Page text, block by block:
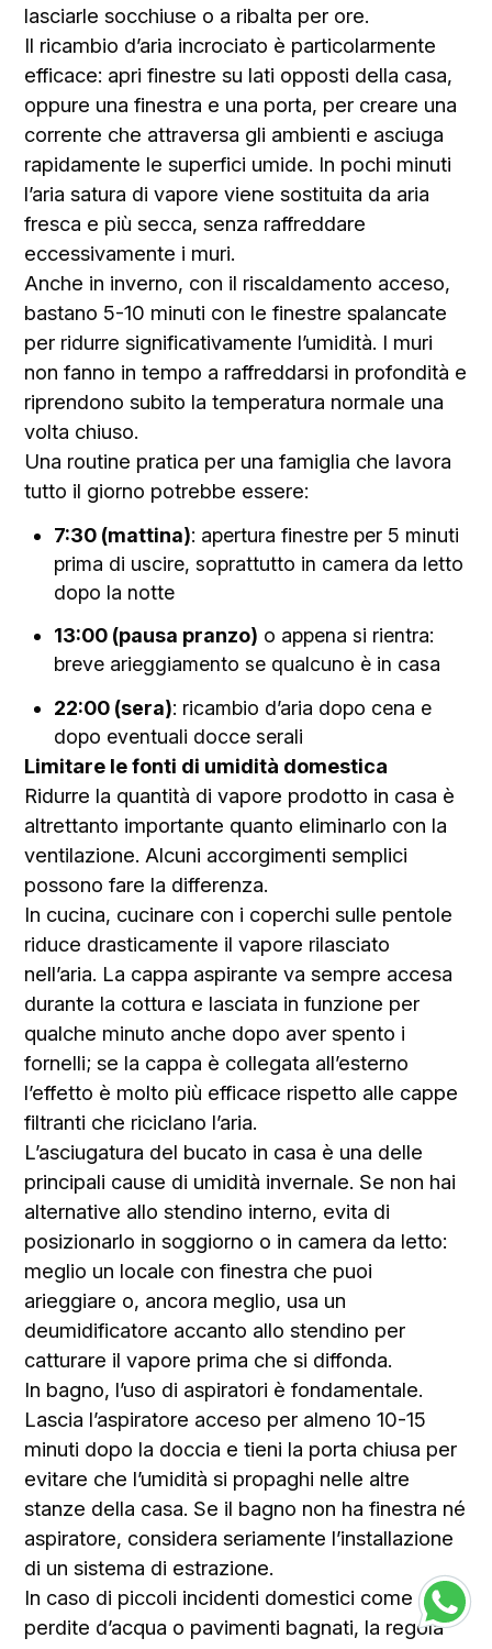
lasciarle socchiuse o a ribalta per ore.
Il ricambio d’aria incrociato è particolarmente
efficace: apri finestre su lati opposti della casa,
oppure una finestra e una porta, per creare una
corrente che attraversa gli ambienti e asciuga
rapidamente le superfici umide. In pochi minuti
l’aria satura di vapore viene sostituita da aria
fresca e più secca, senza raffreddare
eccessivamente i muri.
Anche in inverno, con il riscaldamento acceso,
bastano 5-10 minuti con le finestre spalancate
per ridurre significativamente l’umidità. I muri
non fanno in tempo a raffreddarsi in profondità e
riprendono subito la temperatura normale una
volta chiuso.
Una routine pratica per una famiglia che lavora
tutto il giorno potrebbe essere:
7:30 (mattina): apertura finestre per 5 minuti
prima di uscire, soprattutto in camera da letto
dopo la notte
13:00 (pausa pranzo) o appena si rientra:
breve arieggiamento se qualcuno è in casa
22:00 (sera): ricambio d’aria dopo cena e
dopo eventuali docce serali
Limitare le fonti di umidità domestica
Ridurre la quantità di vapore prodotto in casa è
altrettanto importante quanto eliminarlo con la
ventilazione. Alcuni accorgimenti semplici
possono fare la differenza.
In cucina, cucinare con i coperchi sulle pentole
riduce drasticamente il vapore rilasciato
nell’aria. La cappa aspirante va sempre accesa
durante la cottura e lasciata in funzione per
qualche minuto anche dopo aver spento i
fornelli; se la cappa è collegata all’esterno
l’effetto è molto più efficace rispetto alle cappe
filtranti che riciclano l’aria.
L’asciugatura del bucato in casa è una delle
principali cause di umidità invernale. Se non hai
alternative allo stendino interno, evita di
posizionarlo in soggiorno o in camera da letto:
meglio un locale con finestra che puoi
arieggiare o, ancora meglio, usa un
deumidificatore accanto allo stendino per
catturare il vapore prima che si diffonda.
In bagno, l’uso di aspiratori è fondamentale.
Lascia l’aspiratore acceso per almeno 10-15
minuti dopo la doccia e tieni la porta chiusa per
evitare che l’umidità si propaghi nelle altre
stanze della casa. Se il bagno non ha finestra né
aspiratore, considera seriamente l’installazione
di un sistema di estrazione.
In caso di piccoli incidenti domestici come
perdite d’acqua o pavimenti bagnati, la regola